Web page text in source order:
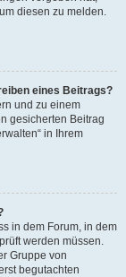
diesen zu melden.
eines Beitrags?
und zu einem
gesicherten Beitrag
in Ihrem
in dem Forum, in dem
werden müssen.
Gruppe von
begutachten